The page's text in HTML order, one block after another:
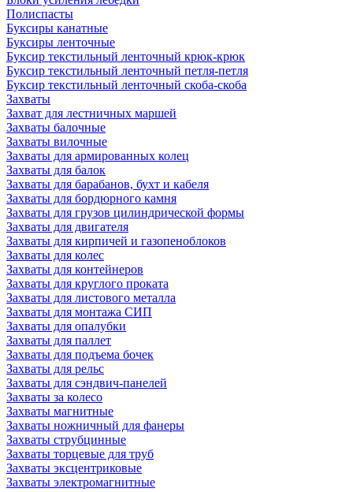
Полиспасты
Буксиры канатные
Буксиры ленточные
Буксир текстильный ленточный крюк-крюк
Буксир текстильный ленточный петля-петля
Буксир текстильный ленточный скоба-скоба
Захваты
Захват для лестничных маршей
Захваты балочные
Захваты вилочные
Захваты для армированных колец
Захваты для балок
Захваты для барабанов, бухт и кабеля
Захваты для бордюрного камня
Захваты для грузов цилиндрической формы
Захваты для двигателя
Захваты для кирпичей и газопеноблоков
Захваты для колес
Захваты для контейнеров
Захваты для круглого проката
Захваты для листового металла
Захваты для монтажа СИП
Захваты для опалубки
Захваты для паллет
Захваты для подъема бочек
Захваты для рельс
Захваты для сэндвич-панелей
Захваты за колесо
Захваты магнитные
Захваты ножничный для фанеры
Захваты струбцинные
Захваты торцевые для труб
Захваты эксцентриковые
Захваты электромагнитные